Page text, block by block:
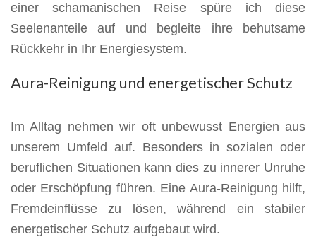
einer schamanischen Reise spüre ich diese
Seelenanteile auf und begleite ihre behutsame
Rückkehr in Ihr Energiesystem.
Aura-Reinigung und energetischer Schutz
Im Alltag nehmen wir oft unbewusst Energien aus
unserem Umfeld auf. Besonders in sozialen oder
beruflichen Situationen kann dies zu innerer Unruhe
oder Erschöpfung führen. Eine Aura-Reinigung hilft,
Fremdeinflüsse zu lösen, während ein stabiler
energetischer Schutz aufgebaut wird.